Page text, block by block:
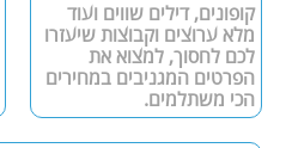
קופונים, דילים שווים ועוד
מלא ערוצים וקבוצות שיעזרו
לכם לחסוך, למצוא את
הפרטים המגניבים במחירים
הכי משתלמים.